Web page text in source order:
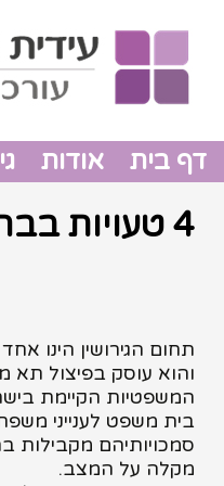
דף בית אודות
4 טעויות בבחירת עו"ד/מגשר +טיפ
תחום הגירושין הינו
והוא עוסק בפיצול תא
המשפטיות הקיימת
בית משפט לענייני
סמכויותיהם מקבילות
מקלה על המצב.